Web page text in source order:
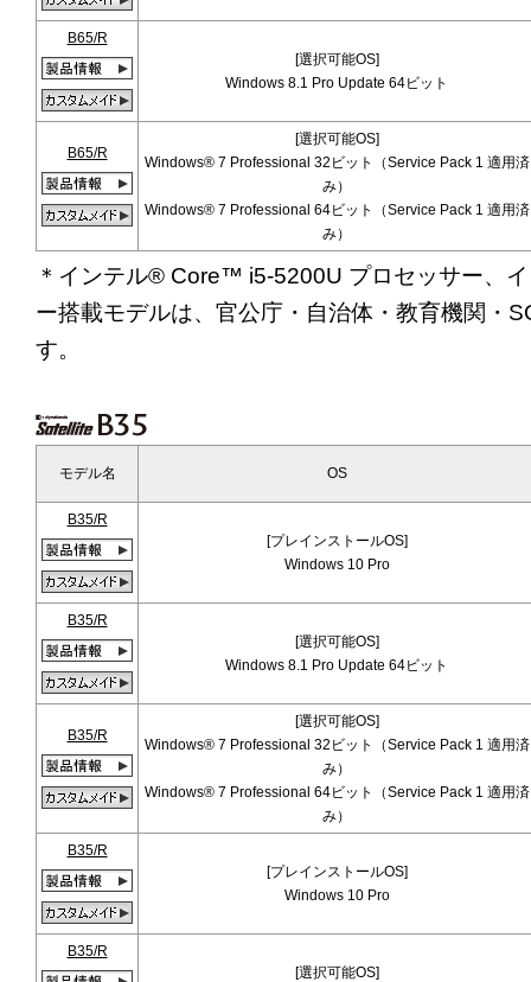
B65/R
[選択可能OS]
Windows 8.1 Pro Update 64ビット
B65/R
[選択可能OS]
Windows® 7 Professional 32ビット（Service Pack 1 適用済
み）
Windows® 7 Professional 64ビット（Service Pack 1 適用済
み）
＊インテル® Core™ i5-5200U プロセッサー、
ー搭載モデルは、官公庁・自治体・教育機関・
す。
モデル名 OS
B35/R
[プレインストールOS]
Windows 10 Pro
B35/R
[選択可能OS]
Windows 8.1 Pro Update 64ビット
B35/R
[選択可能OS]
Windows® 7 Professional 32ビット（Service Pack 1 適用済
み）
Windows® 7 Professional 64ビット（Service Pack 1 適用済
み）
B35/R
[プレインストールOS]
Windows 10 Pro
B35/R
[選択可能OS]